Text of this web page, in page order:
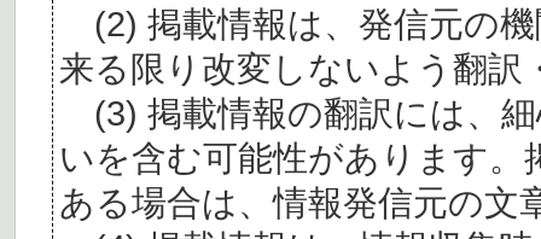
(2) 掲載情報は、発信元の
来る限り改変しないよう翻訳
(3) 掲載情報の翻訳には、
いを含む可能性があります。
ある場合は、情報発信元の文